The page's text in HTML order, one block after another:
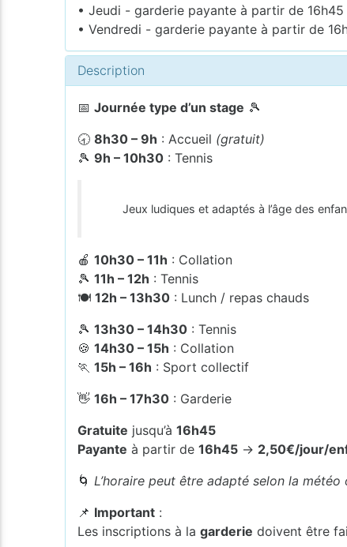
• Jeudi - garderie payante à partir de 16h45
• Vendredi - garderie payante à partir de
Description
📅Journée type d’un stage 🎾
🕣8h30 – 9h : Accueil (gratuit)
🎾9h – 10h30 : Tennis
Jeux ludiques et adaptés à l’âge des
🍎10h30 – 11h : Collation
🎾11h – 12h : Tennis
🍽️12h – 13h30 : Lunch / repas chauds
🎾13h30 – 14h30 : Tennis
🍪14h30 – 15h : Collation
🏃15h – 16h : Sport collectif
👋16h – 17h30 : Garderie
Gratuite jusqu’à16h45
Payante à partir de16h45 → 2,50€/jour/
🌀 L’horaire peut être adapté selon la météo
📌 Important :
Les inscriptions à lagarderie doivent être